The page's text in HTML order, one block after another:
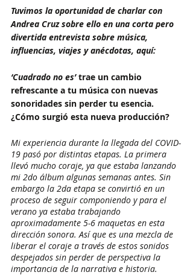
Tuvimos la oportunidad de charlar con
Andrea Cruz sobre ello en una corta pero
divertida entrevista sobre música,
influencias, viajes y anécdotas, aquí:
‘Cuadrado no es’ trae un cambio
refrescante a tu música con nuevas
sonoridades sin perder tu esencia.
¿Cómo surgió esta nueva producción?
Mi experiencia durante la llegada del COVID-
19 pasó por distintas etapas. La primera
llevó mucho coraje, ya que estaba lanzando
mi 2do álbum algunas semanas antes. Sin
embargo la 2da etapa se convirtió en un
proceso de seguir componiendo y para el
verano ya estaba trabajando
aproximadamente 5-6 maquetas en esta
dirección sonora. Así que es una mezcla de
liberar el coraje a través de estos sonidos
despejados sin perder de perspectiva la
importancia de la narrativa e historia.